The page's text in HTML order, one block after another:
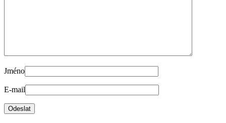
Jméno
E-mail